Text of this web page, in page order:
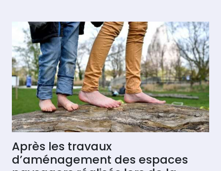
Après les travaux
d’aménagement des espaces